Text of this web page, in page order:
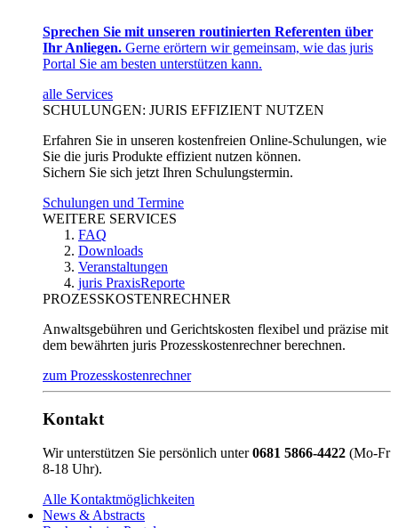
Sprechen Sie mit unseren routinierten Referenten über
Ihr Anliegen. Gerne erörtern wir gemeinsam, wie das juris
Portal Sie am besten unterstützen kann.
alle Services
SCHULUNGEN: JURIS EFFIZIENT NUTZEN
Erfahren Sie in unseren kostenfreien Online-Schulungen, wie
Sie die juris Produkte effizient nutzen können.
Sichern Sie sich jetzt Ihren Schulungstermin.
Schulungen und Termine
WEITERE SERVICES
FAQ
Downloads
Veranstaltungen
juris PraxisReporte
PROZESSKOSTENRECHNER
Anwaltsgebühren und Gerichtskosten flexibel und präzise mit
dem bewährten juris Prozesskostenrechner berechnen.
zum Prozesskostenrechner
Kontakt
Wir unterstützen Sie persönlich unter0681 5866-4422 (Mo-Fr
8-18 Uhr).
Alle Kontaktmöglichkeiten
News & Abstracts